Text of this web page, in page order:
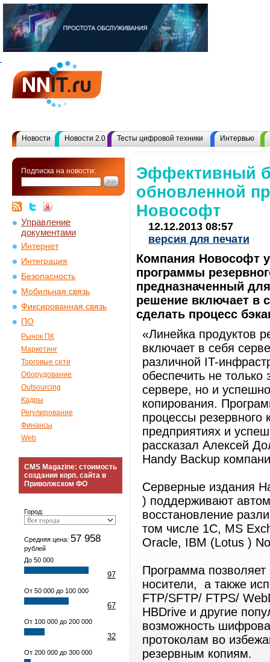
Новости Новости 2.0 Тесты цифровой техники Интервью
Подписка на новости:
Управление
документами
Интернет
Интеграция
Безопасность
Мобильная связь
Фиксированная связь
ПО
Рынок ПК
Маркетинг
Торговые сети
Оборудование
Outsourcing
Кадры
Регулирование
Финансы
Web
CMS Magazine: стоимость
создания корп. сайта в
Приволжском ФО
Город:
Средняя цена: 57 958
рублей
До 50 000
97
От 50 000 до 100 000
67
От 100 000 до 200 000
32
От 200 000 до 300 000
Эффективный
обновленной
Новософт
12.12.2013 08:57
версия для печати
Компания Новософт
программы
предназначенный
решение включает в
сделать процесс
«Линейка продуктов
включает в себя
различной IT-
обеспечить не
сервере, но и
копирования.
процессы
предприятиях и
рассказал Алексей
Handy Backup
Серверные издания
) поддерживают
восстановление
том числе 1С, MS
Oracle, IBM (Lotus )
Программа
носители, а также
FTP/SFTP/ FTPS/
HBDrive и другие
возможность
протоколам во
резервным копиям.